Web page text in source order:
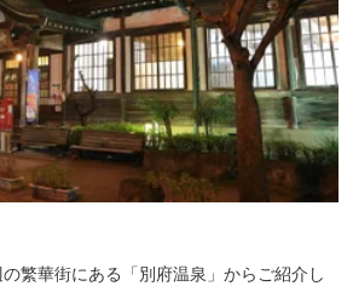
繁華街にある「別府温泉」からご紹介し